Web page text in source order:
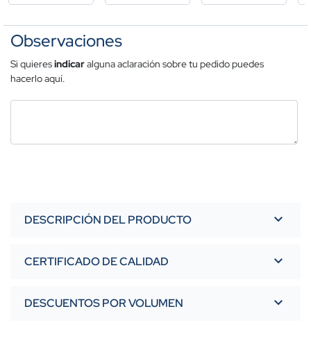
Observaciones
Si quieresindicaralguna aclaración sobre tu pedido puedes
hacerlo aquí.
DESCRIPCIÓN DEL PRODUCTO
CERTIFICADO DE CALIDAD
DESCUENTOS POR VOLUMEN